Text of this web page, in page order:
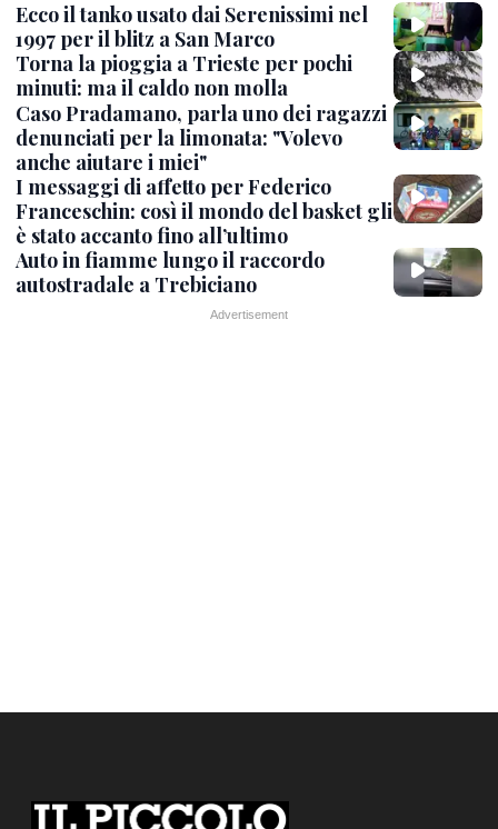
Ecco il tanko usato dai Serenissimi nel
1997 per il blitz a San Marco
Torna la pioggia a Trieste per pochi
minuti: ma il caldo non molla
Caso Pradamano, parla uno dei ragazzi
denunciati per la limonata: "Volevo
anche aiutare i miei"
I messaggi di affetto per Federico
Franceschin: così il mondo del basket gli
è stato accanto fino all’ultimo
Auto in fiamme lungo il raccordo
autostradale a Trebiciano